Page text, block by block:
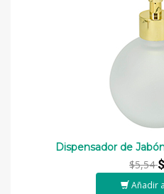
Dispensador de
$5,54
Añadir